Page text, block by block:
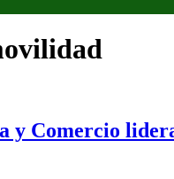
y Comercio